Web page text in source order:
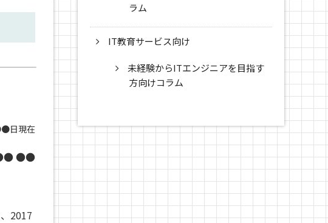
現在
●● ●●
2017
ラム
IT教育サービス向け
未経験からITエンジニアを目指す
方向けコラム